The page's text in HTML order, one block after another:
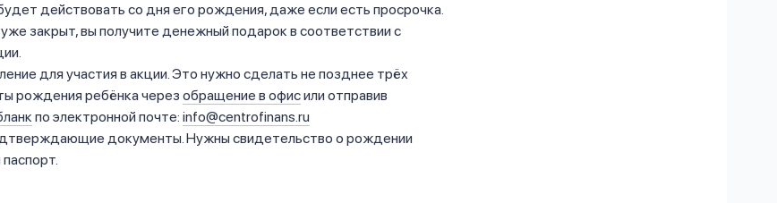
действовать со дня его рождения, даже если есть просрочка.
закрыт, вы получите денежный подарок в соответствии с
для участия в акции. Это нужно сделать не позднее трёх
рождения ребёнка через обращение в офисили отправив
по электронной почте: info@centrofinans.ru
документы. Нужны свидетельство о рождении